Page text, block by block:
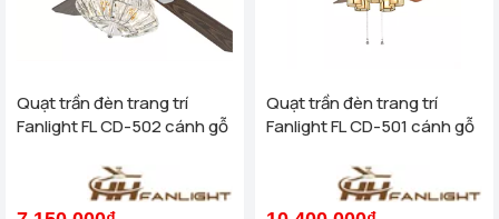
Quạt trần đèn trang trí
Fanlight FL CD-502 cánh gỗ
Quạt trần đèn trang trí
Fanlight FL CD-501 cánh gỗ